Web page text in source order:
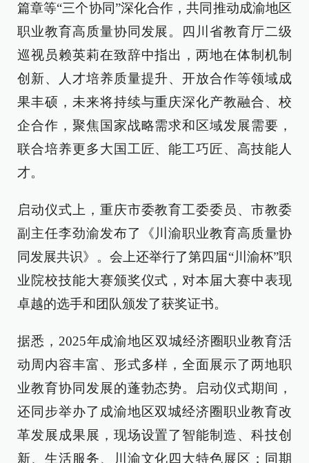
篇章等“三个协同”深化合作，共同推动成渝地区
职业教育高质量协同发展。四川省教育厅二级
巡视员赖英莉在致辞中指出，两地在体制机制
创新、人才培养质量提升、开放合作等领域成
果丰硕，未来将持续与重庆深化产教融合、校
企合作，聚焦国家战略需求和区域发展需要，
联合培养更多大国工匠、能工巧匠、高技能人
才。
启动仪式上，重庆市委教育工委委员、市教委
副主任李劲渝发布了《川渝职业教育高质量协
同发展共识》。会上还举行了第四届“川渝杯”职
业院校技能大赛颁奖仪式，对本届大赛中表现
卓越的选手和团队颁发了获奖证书。
据悉，2025年成渝地区双城经济圈职业教育活
动周内容丰富、形式多样，全面展示了两地职
业教育协同发展的蓬勃态势。启动仪式期间，
还同步举办了成渝地区双城经济圈职业教育改
革发展成果展，现场设置了智能制造、科技创
新、生活服务、川渝文化四大特色展区；同期